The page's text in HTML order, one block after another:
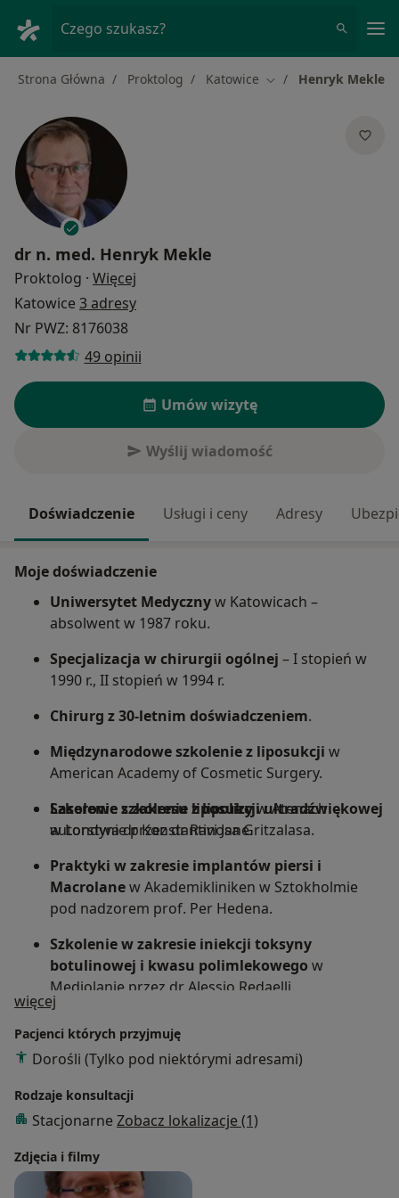
Czego szukasz?
Strona Główna Proktolog Katowice Zmień miasto
Henryk Mekle
dr n. med. Henryk Mekle
Proktolog · Więcej
Katowice 3 adresy
Nr PWZ: 8176038
49 opinii
Umów wizytę
Wyślij wiadomość
Doświadczenie Usługi i ceny Adresy
Moje doświadczenie
Uniwersytet Medycznyw Katowicach –
absolwent w 1987 roku.
Specjalizacja w chirurgii ogólnej – I stopień w
1990 r., II stopień w 1994 r.
Chirurg z 30-letnim doświadczeniem.
Międzynarodowe szkolenie z liposukcji w
American Academy of Cosmetic Surgery.
Laserowe szkolenie z lipolizyw Atenach
autorstwa dr Konstantinosa Gritzalasa.
Szkolenie z zakresu liposukcji ultradźwiękowej
w Londynie przez dr Ravi Jane.
Praktyki w zakresie implantów piersi i
Macrolanew Akademikliniken w Sztokholmie
pod nadzorem prof. Per Hedena.
Szkolenie w zakresie iniekcji toksyny
botulinowej i kwasu polimlekowego w
Mediolanie przez dr Alessio Redaelli.
Szkolenie z lipolizy iniekcyjnej
Heinrich.
więcej
Pacjenci których przyjmuję
Dorośli (Tylko pod niektórymi adresami)
Rodzaje konsultacji
Stacjonarne Zobacz lokalizacje (1)
Zdjęcia i filmy